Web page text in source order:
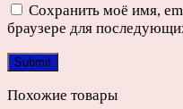
Сохранить моё имя,
браузере для
Похожие товары